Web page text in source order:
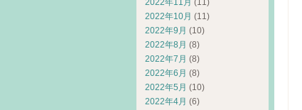
2022年11月 (11)
2022年10月 (11)
2022年9月 (10)
2022年8月 (8)
2022年7月 (8)
2022年6月 (8)
2022年5月 (10)
2022年4月 (6)